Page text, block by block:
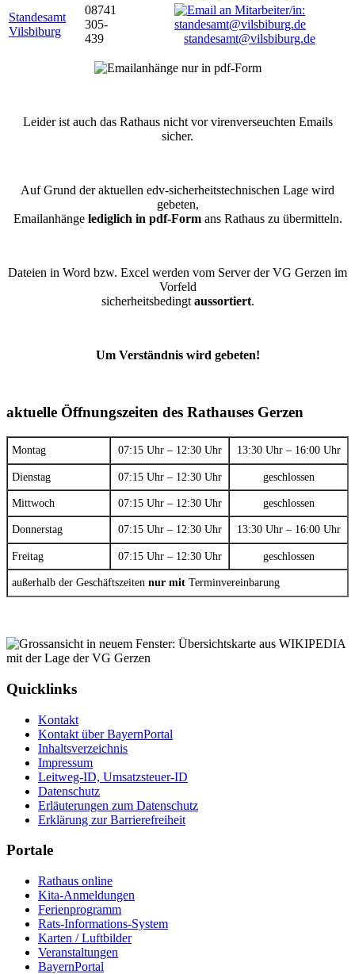
Standesamt
Vilsbiburg
08741
305-
439
standesamt@vilsbiburg.de
Leider ist auch das Rathaus nicht vor virenverseuchten Emails
sicher.
Auf Grund der aktuellen edv-sicherheitstechnischen Lage wird
gebeten,
Emailanhänge lediglich in pdf-Formans Rathaus zu übermitteln.
Dateien in Word bzw. Excel werden vom Server der VG Gerzen im
Vorfeld
sicherheitsbedingt aussortiert.
Um Verständnis wird gebeten!
aktuelle Öffnungszeiten des Rathauses Gerzen
Montag 07:15 Uhr – 12:30 Uhr 13:30 Uhr – 16:00 Uhr
Dienstag 07:15 Uhr – 12:30 Uhr geschlossen
Mittwoch 07:15 Uhr – 12:30 Uhr geschlossen
Donnerstag 07:15 Uhr – 12:30 Uhr 13:30 Uhr – 16:00 Uhr
Freitag 07:15 Uhr – 12:30 Uhr geschlossen
außerhalb der Geschäftszeiten nur mit Terminvereinbarung
Quicklinks
Kontakt
Kontakt über BayernPortal
Inhaltsverzeichnis
Impressum
Leitweg-ID, Umsatzsteuer-ID
Datenschutz
Erläuterungen zum Datenschutz
Erklärung zur Barrierefreiheit
Portale
Rathaus online
Kita-Anmeldungen
Ferienprogramm
Rats-Informations-System
Karten / Luftbilder
Veranstaltungen
BayernPortal